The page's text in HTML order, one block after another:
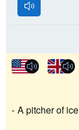
A pitcher of